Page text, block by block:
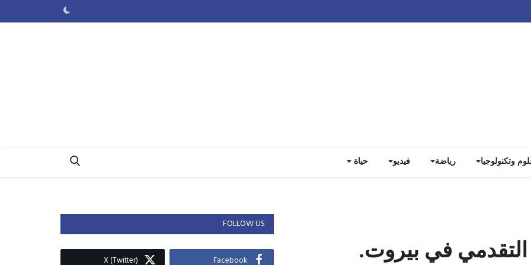
وتكنولوجيا رياضة فيديو حياة
في بيروت.
FOLLOW US
Facebook
X (Twitter)